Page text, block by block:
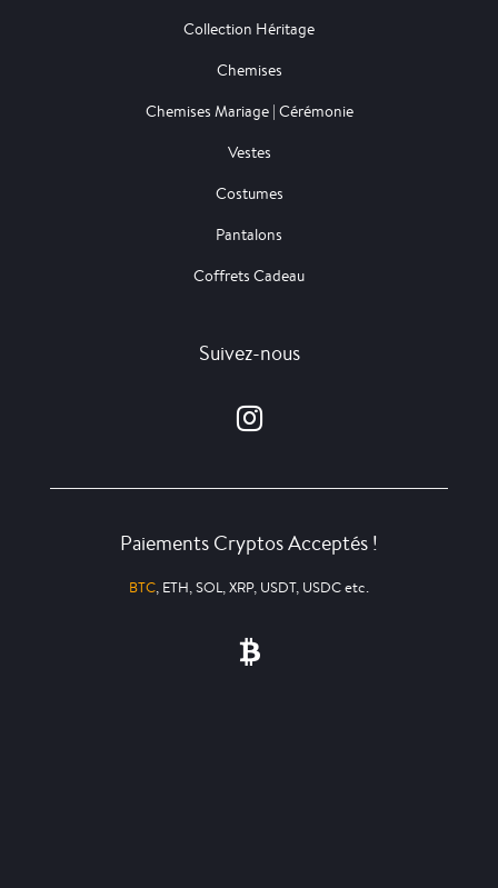
Collection Héritage
Chemises
Chemises Mariage | Cérémonie
Vestes
Costumes
Pantalons
Coffrets Cadeau
Suivez-nous
Paiements Cryptos Acceptés !
BTC, ETH, SOL, XRP, USDT, USDC etc.